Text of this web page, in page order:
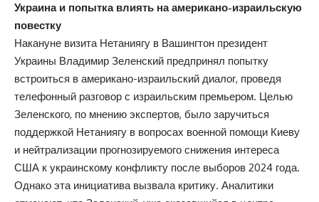
Украина и попытка влиять на американо-израильскую
повестку
Накануне визита Нетаниягу в Вашингтон президент
Украины Владимир Зеленский предпринял попытку
встроиться в американо-израильский диалог, проведя
телефонный разговор с израильским премьером. Целью
Зеленского, по мнению экспертов, было заручиться
поддержкой Нетаниягу в вопросах военной помощи Киеву
и нейтрализации прогнозируемого снижения интереса
США к украинскому конфликту после выборов 2024 года.
Однако эта инициатива вызвала критику. Аналитики